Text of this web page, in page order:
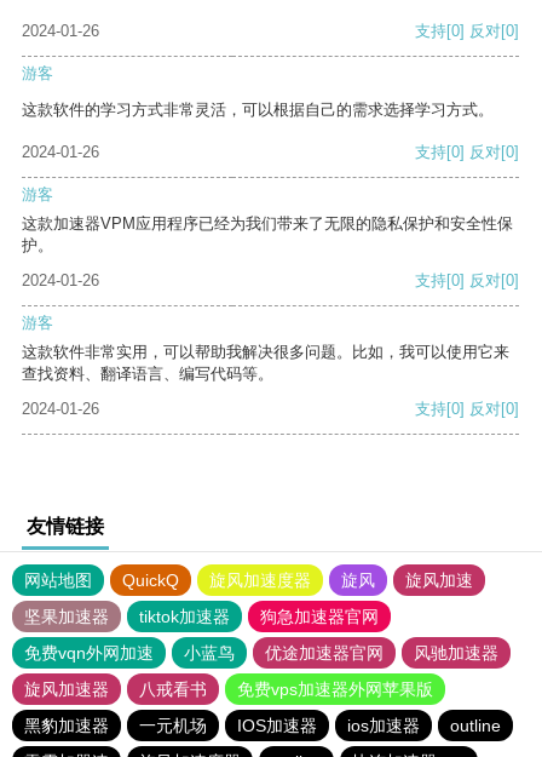
2024-01-26 支持[0] 反对[0]
游客
这款软件的学习方式非常灵活，可以根据自己的需求选择学习方式。
2024-01-26 支持[0] 反对[0]
游客
这款加速器VPM应用程序已经为我们带来了无限的隐私保护和安全性保
护。
2024-01-26
支持[0] 反对[0]
游客
这款软件非常实用，可以帮助我解决很多问题。比如，我可以使用它来
查找资料、翻译语言、编写代码等。
2024-01-26
支持[0] 反对[0]
友情链接
网站地图 QuickQ 旋风加速度器 旋风
旋风加速
坚果加速器
tiktok加速器
狗急加速器官网
免费vqn外网加速
小蓝鸟 优途加速器官网
风驰加速器
旋风加速器
八戒看书
免费vps加速器外网苹果版
黑豹加速器
一元机场 IOS加速器 ios加速器
outline